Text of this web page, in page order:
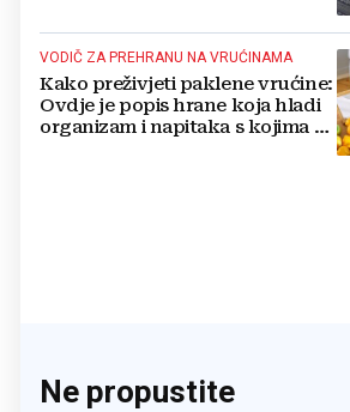
VODIČ ZA PREHRANU NA VRUĆINAMA
Kako preživjeti paklene vrućine:
Ovdje je popis hrane koja hladi
organizam i napitaka s kojima si
Ne propustite